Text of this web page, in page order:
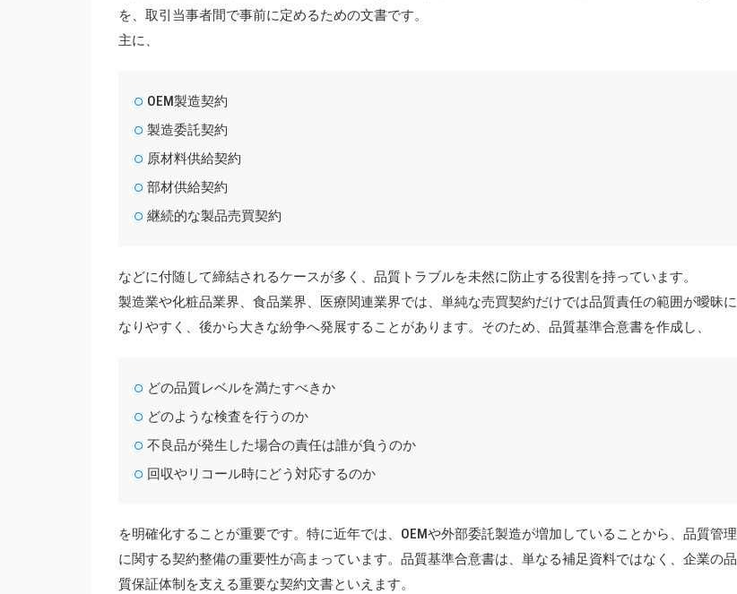
を、取引当事者間で事前に定めるための文書です。
主に、
OEM製造契約
製造委託契約
原材料供給契約
部材供給契約
継続的な製品売買契約
などに付随して締結されるケースが多く、品質トラブルを未然に防止する役割を持っています。
製造業や化粧品業界、食品業界、医療関連業界では、単純な売買契約だけでは品質責任の範囲が曖昧に
なりやすく、後から大きな紛争へ発展することがあります。そのため、品質基準合意書を作成し、
どの品質レベルを満たすべきか
どのような検査を行うのか
不良品が発生した場合の責任は誰が負うのか
回収やリコール時にどう対応するのか
を明確化することが重要です。特に近年では、OEMや外部委託製造が増加していることから、品質管理
に関する契約整備の重要性が高まっています。品質基準合意書は、単なる補足資料ではなく、企業の品
質保証体制を支える重要な契約文書といえます。